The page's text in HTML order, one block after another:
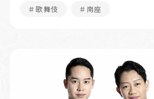
＃歌舞伎 ＃南座